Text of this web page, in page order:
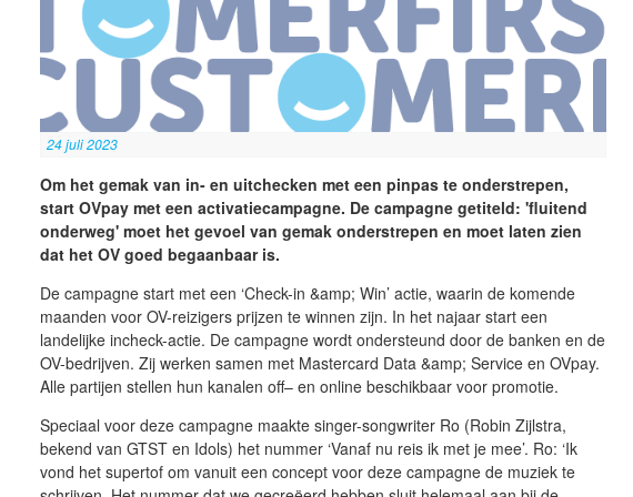
24 juli 2023
Om het gemak van in- en uitchecken met een pinpas te onderstrepen,
start OVpay met een activatiecampagne. De campagne getiteld: 'fluitend
onderweg' moet het gevoel van gemak onderstrepen en moet laten zien
dat het OV goed begaanbaar is.
De campagne start met een ‘Check-in &amp; Win’ actie, waarin de komende
maanden voor OV-reizigers prijzen te winnen zijn. In het najaar start een
landelijke incheck-actie. De campagne wordt ondersteund door de banken en de
OV-bedrijven. Zij werken samen met Mastercard Data &amp; Service en OVpay.
Alle partijen stellen hun kanalen off– en online beschikbaar voor promotie.
Speciaal voor deze campagne maakte singer-songwriter Ro (Robin Zijlstra,
bekend van GTST en Idols) het nummer ‘Vanaf nu reis ik met je mee’. Ro: ‘Ik
vond het supertof om vanuit een concept voor deze campagne de muziek te